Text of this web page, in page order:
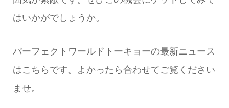
はいかがでしょうか。
パーフェクトワールドトーキョーの最新ニュース
はこちらです。よかったら合わせてご覧ください
ませ。